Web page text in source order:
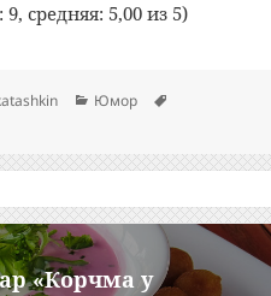
средняя: 5,00 из 5)
Рубрики
Юмор
«Корчма у